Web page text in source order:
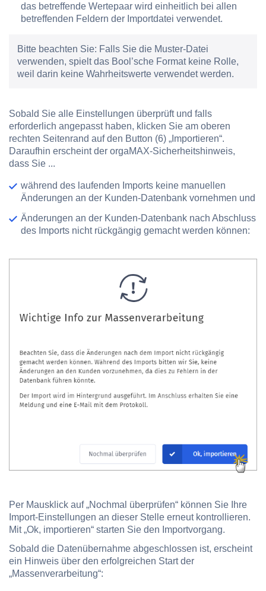
das betreffende Wertepaar wird einheitlich bei allen
betreffenden Feldern der Importdatei verwendet.
Bitte beachten Sie: Falls Sie die Muster-Datei
verwenden, spielt das Bool’sche Format keine Rolle,
weil darin keine Wahrheitswerte verwendet werden.
Sobald Sie alle Einstellungen überprüft und falls
erforderlich angepasst haben, klicken Sie am oberen
rechten Seitenrand auf den Button (6) „Importieren“.
Daraufhin erscheint der orgaMAX-Sicherheitshinweis,
dass Sie ...
während des laufenden Imports keine manuellen
Änderungen an der Kunden-Datenbank vornehmen und
Änderungen an der Kunden-Datenbank nach Abschluss
des Imports nicht rückgängig gemacht werden können:
Per Mausklick auf „Nochmal überprüfen“ können Sie Ihre
Import-Einstellungen an dieser Stelle erneut kontrollieren.
Mit „Ok, importieren“ starten Sie den Importvorgang.
Sobald die Datenübernahme abgeschlossen ist, erscheint
ein Hinweis über den erfolgreichen Start der
„Massenverarbeitung“: